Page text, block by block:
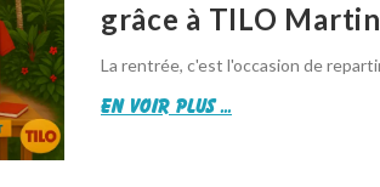
grâce à TILO
La rentrée, c'est l'occasion de
en voir plus ...